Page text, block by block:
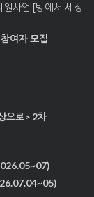
사업 [방에서 세상
여자 모집
으로> 2차